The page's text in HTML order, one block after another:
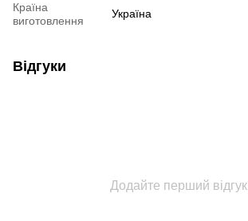
Країна
виготовлення
Україна
Відгуки
Додайте перший відгук